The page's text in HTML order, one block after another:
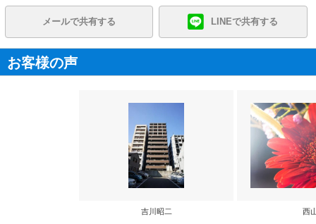
メールで共有する LINEで共有する
お客様の声
吉川昭二 西